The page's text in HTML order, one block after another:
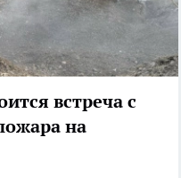
встреча с
на